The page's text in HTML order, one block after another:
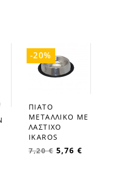
favorite_border
ΠΙΑΤΟ
ΜΕΤΑΛΛΙΚΟ ΜΕ
ΛΑΣΤΙΧΟ
IKAROS
7,20 € 5,76 €
-20%